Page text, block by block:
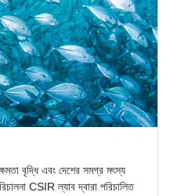
বৃদ্ধি এবং দেশের সমগ্র মৎস্য
CSIR ল্যাব দ্বারা পরিচালিত